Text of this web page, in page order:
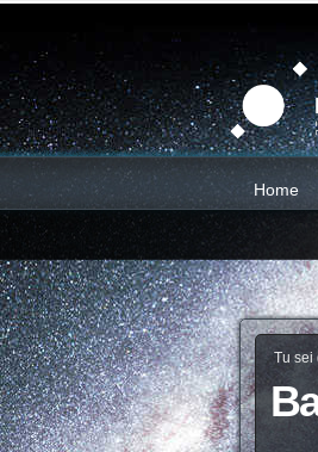
contenuti.
Salta
alla
navigazione
Home
Tu sei